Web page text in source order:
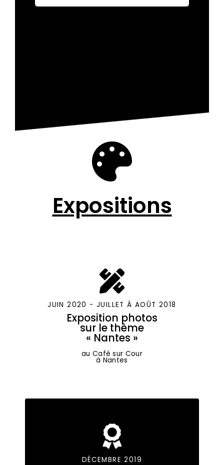
Expositions
JUIN 2020 - JUILLET À AOÛT 2018
Exposition photos
sur le thème
« Nantes »
au Café sur Cour
à Nantes
DÉCEMBRE 2019